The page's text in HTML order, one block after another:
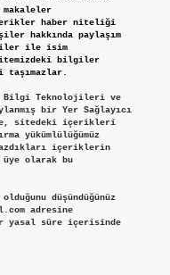
makaleler
haber niteliği
hakkında paylaşım
ile isim
bilgiler
Bilgi Teknolojileri ve
bir Yer Sağlayıcı
sitedeki içerikleri
yükümlülüğümüz
içeriklerin
üye olarak bu
düşündüğünüz
adresine
süre içerisinde